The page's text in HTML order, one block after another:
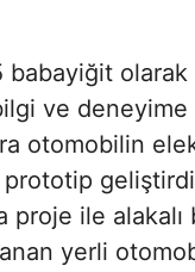
babayiğit
ve
otomobilin
proje ile
yerli